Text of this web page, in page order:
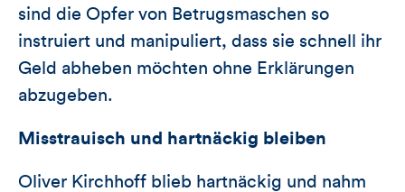
sind die Opfer von Betrugsmaschen so
instruiert und manipuliert, dass sie schnell ihr
Geld abheben möchten ohne Erklärungen
abzugeben.
Misstrauisch und hartnäckig bleiben
Oliver Kirchhoff blieb hartnäckig und nahm